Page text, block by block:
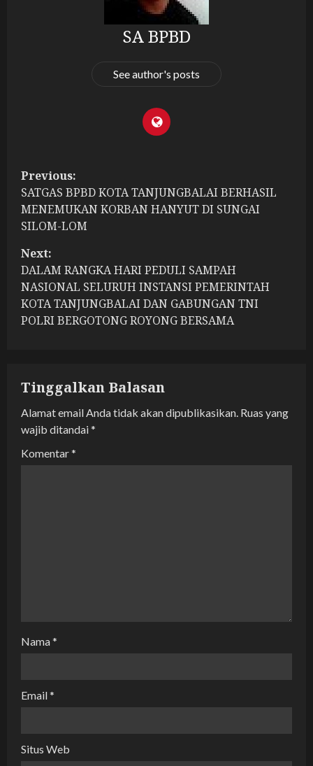
SA BPBD
See author's posts
P
o
s
t
n
a
i
g
a
t
Previous:
SATGAS BPBD KOTA TANJUNGBALAI BERHASIL
MENEMUKAN KORBAN HANYUT DI SUNGAI
SILOM-LOM
Next:
DALAM RANGKA HARI PEDULI SAMPAH
NASIONAL SELURUH INSTANSI PEMERINTAH
KOTA TANJUNGBALAI DAN GABUNGAN TNI
POLRI BERGOTONG ROYONG BERSAMA
Tinggalkan Balasan
Alamat email Anda tidak akan dipublikasikan. Ruas yang
wajib ditandai*
Komentar*
Nama*
Email*
Situs Web